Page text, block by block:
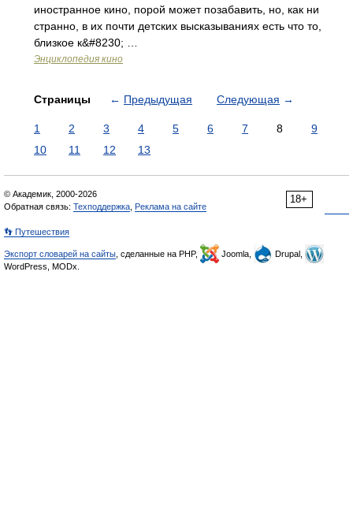
иностранное кино, порой может позабавить, но, как ни
странно, в их почти детских высказываниях есть что то,
близкое к&#8230; …
Энциклопедия кино
Страницы ← Предыдущая Следующая →
1 2 3 4 5 6 7 8
9
10
11 12 13
18+
© Академик, 2000-2026
Обратная связь: Техподдержка Реклама на сайте
👣 Путешествия
Экспорт словарей на сайты , сделанные на PHP, Joomla,
Drupal,
WordPress, MODx.